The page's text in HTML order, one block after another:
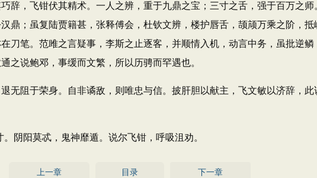
辞，飞钳伏其精术。一人之辨，重于九鼎之宝；三寸之舌，强于百万之
鼎；虽复陆贾籍甚，张释傅会，杜钦文辨，楼护唇舌，颉颃万乘之阶，
刀笔。范雎之言疑事，李斯之止逐客，并顺情入机，动言中务，虽批逆
之说鲍邓，事缓而文繁，所以历骋而罕遇也。
阻于荣身。自非谲敌，则唯忠与信。披肝胆以献主，飞文敏以济辞，此
阳莫忒，鬼神靡遁。说尔飞钳，呼吸沮劝。
上一章 目录 下一章